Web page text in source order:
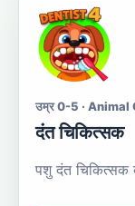
उम्र 0-5 · Animal
दंत चिकित्सक
पशु दंत चिकित्सक